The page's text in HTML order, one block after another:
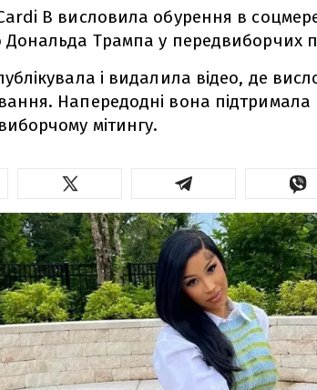
B висловила обурення в
Дональда Трампа у передвиборчих
і видалила відео, де
Напередодні вона підтримала
мітингу.